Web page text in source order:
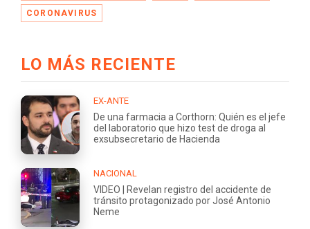
CORONAVIRUS
LO MÁS RECIENTE
EX-ANTE
De una farmacia a Corthorn: Quién es el jefe
del laboratorio que hizo test de droga al
exsubsecretario de Hacienda
NACIONAL
VIDEO | Revelan registro del accidente de
tránsito protagonizado por José Antonio
Neme